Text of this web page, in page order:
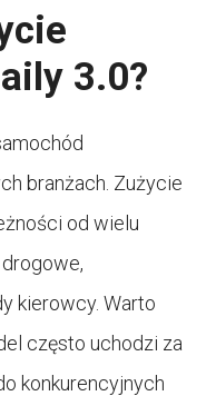
3.0?
branżach. Zużycie
od wielu
kierowcy. Warto
często uchodzi za
konkurencyjnych